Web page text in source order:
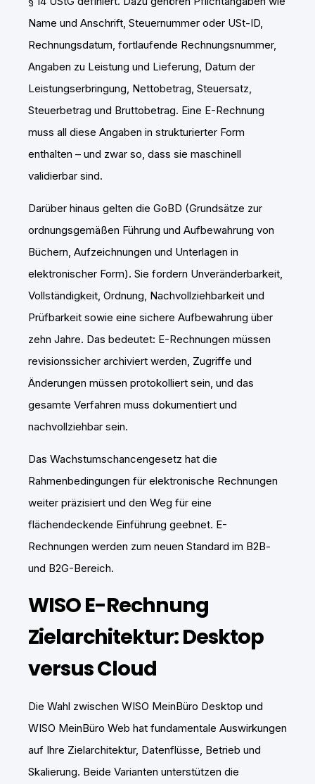
Name und Anschrift, Steuernummer oder USt-ID,
Rechnungsdatum, fortlaufende Rechnungsnummer,
Angaben zu Leistung und Lieferung, Datum der
Leistungserbringung, Nettobetrag, Steuersatz,
Steuerbetrag und Bruttobetrag. Eine E-Rechnung
muss all diese Angaben in strukturierter Form
enthalten – und zwar so, dass sie maschinell
validierbar sind.
Darüber hinaus gelten die GoBD (Grundsätze zur
ordnungsgemäßen Führung und Aufbewahrung von
Büchern, Aufzeichnungen und Unterlagen in
elektronischer Form). Sie fordern Unveränderbarkeit,
Vollständigkeit, Ordnung, Nachvollziehbarkeit und
Prüfbarkeit sowie eine sichere Aufbewahrung über
zehn Jahre. Das bedeutet: E-Rechnungen müssen
revisionssicher archiviert werden, Zugriffe und
Änderungen müssen protokolliert sein, und das
gesamte Verfahren muss dokumentiert und
nachvollziehbar sein.
Das Wachstumschancengesetz hat die
Rahmenbedingungen für elektronische Rechnungen
weiter präzisiert und den Weg für eine
flächendeckende Einführung geebnet. E-
Rechnungen werden zum neuen Standard im B2B-
und B2G-Bereich.
WISO E-Rechnung
Zielarchitektur: Desktop
versus Cloud
Die Wahl zwischen WISO MeinBüro Desktop und
WISO MeinBüro Web hat fundamentale Auswirkungen
auf Ihre Zielarchitektur, Datenflüsse, Betrieb und
Skalierung. Beide Varianten unterstützen die